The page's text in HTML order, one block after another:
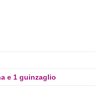
e 1 guinzaglio